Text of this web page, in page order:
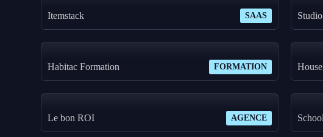
Itemstack SAAS
Habitac Formation FORMATION
Le bon ROI AGENCE